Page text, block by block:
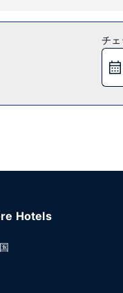
ー / ラウンジで 1 杯飲んチェ
Hotels